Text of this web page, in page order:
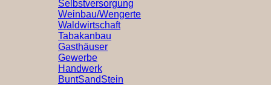
Selbstversorgung
Weinbau/Wengerte
Waldwirtschaft
Tabakanbau
Gasthäuser
Gewerbe
Handwerk
BuntSandStein